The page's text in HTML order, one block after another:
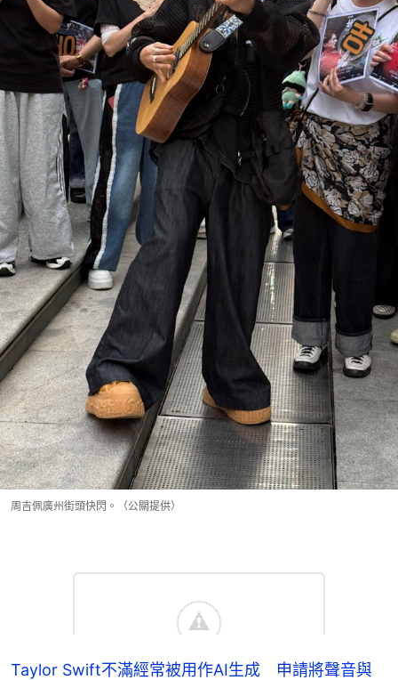
周吉佩廣州街頭快閃。（公關提供）
Taylor Swift不滿經常被用作AI生成 申請將聲音與